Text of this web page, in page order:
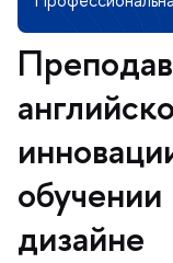
дизайне